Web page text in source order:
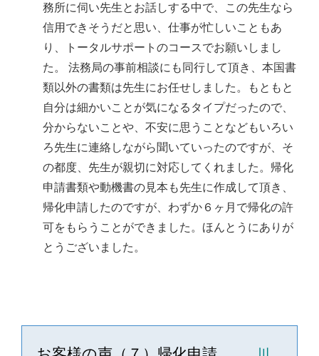
務所に伺い先生とお話しする中で、この先生なら
信用できそうだと思い、仕事が忙しいこともあ
り、トータルサポートのコースでお願いしまし
た。 法務局の事前相談にも同行して頂き、本国書
類以外の書類は先生にお任せしました。もともと
自分は細かいことが気になるタイプだったので、
分からないことや、不安に思うことなどもいろい
ろ先生に連絡しながら聞いていったのですが、そ
の都度、先生が親切に対応してくれました。帰化
申請書類や動機書の見本も先生に作成して頂き、
帰化申請したのですが、わずか６ヶ月で帰化の許
可をもらうことができました。ほんとうにありが
とうございました。